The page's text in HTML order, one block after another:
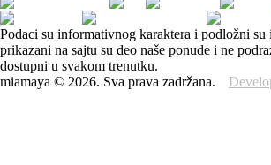
Podaci su informativnog karaktera i podložni
prikazani na sajtu su deo naše ponude i ne
dostupni u svakom trenutku.
miamaya © 2026. Sva prava zadržana.